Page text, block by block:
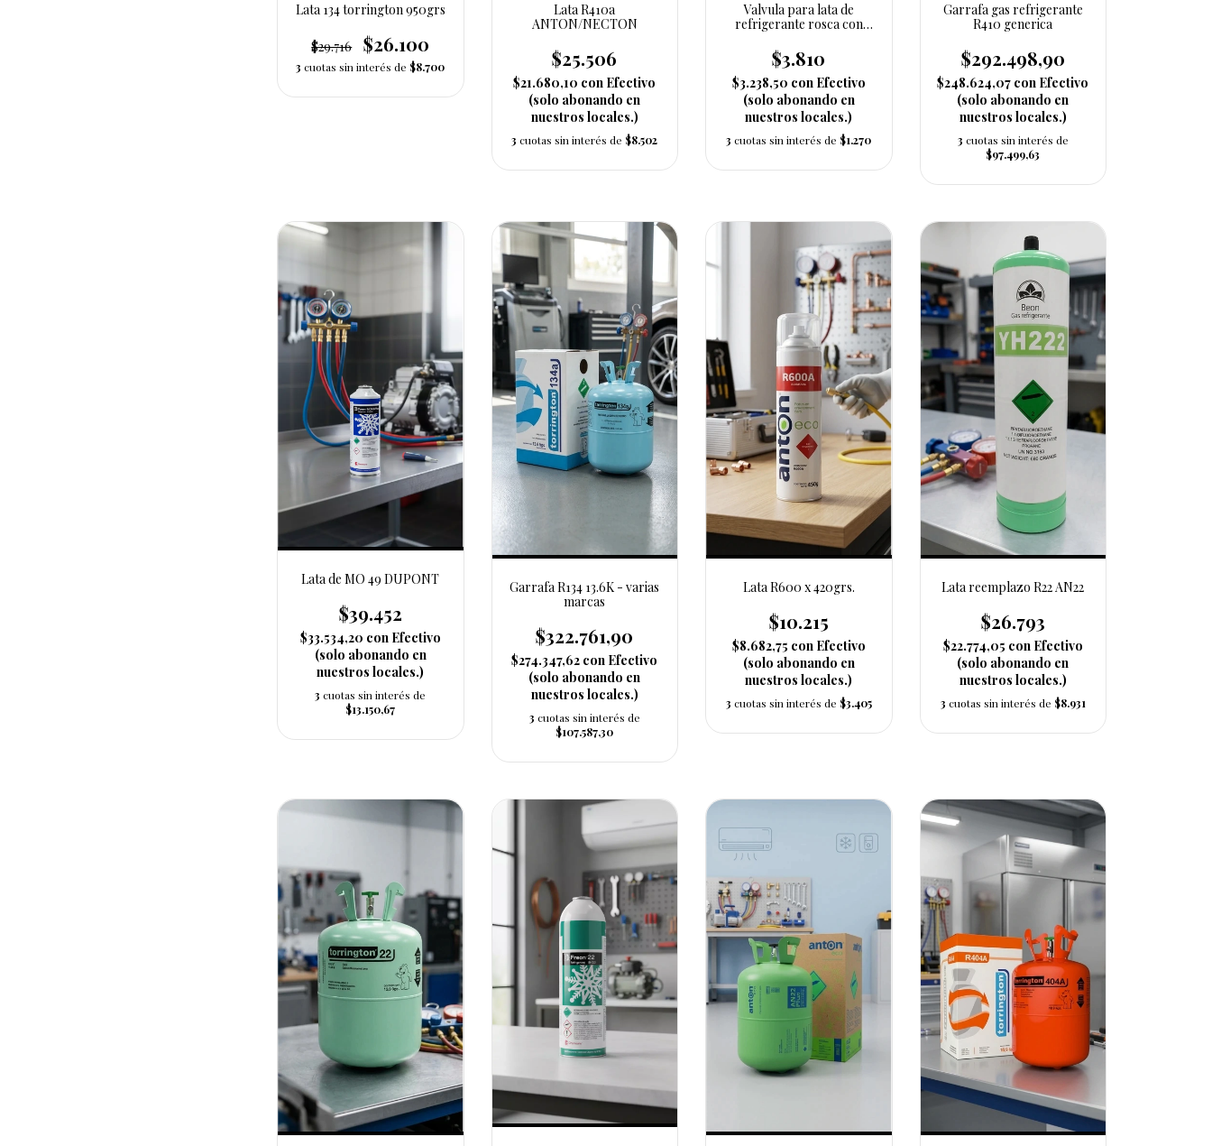
Lata 134 torrington 950grs
$29.716 $26.100
3 cuotas sin interés de $8.700
Lata R410a
ANTON/NECTON
$25.506
$21.680,10 con Efectivo
(solo abonando en
nuestros locales.)
3 cuotas sin interés de $8.502
Valvula para lata de
refrigerante rosca con
$3.810
$3.238,50 con Efectivo
(solo abonando en
nuestros locales.)
3 cuotas sin interés de $1.270
Garrafa gas refrigerante
R410 generica
$292.498,90
$248.624,07 con Efectivo
(solo abonando en
nuestros locales.)
3 cuotas sin interés de
$97.499,63
Lata de MO 49 DUPONT
$39.452
$33.534,20 con Efectivo
(solo abonando en
nuestros locales.)
3 cuotas sin interés de
$13.150,67
Garrafa R134 13.6K - varias
marcas
$322.761,90
$274.347,62 con Efectivo
(solo abonando en
nuestros locales.)
3 cuotas sin interés de
$107.587,30
Lata R600 x 420grs.
$10.215
$8.682,75 con Efectivo
(solo abonando en
nuestros locales.)
3 cuotas sin interés de $3.405
Lata reemplazo R22 AN22
$26.793
$22.774,05 con Efectivo
(solo abonando en
nuestros locales.)
3 cuotas sin interés de $8.931